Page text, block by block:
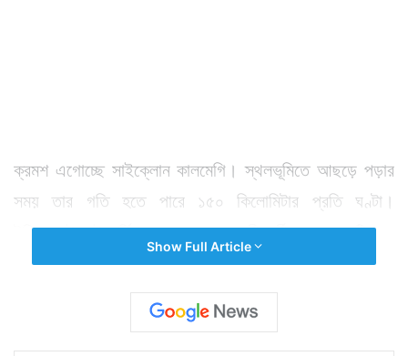
ক্রমশ এগোচ্ছে সাইক্লোন কালমেগি। স্থলভূমিতে আছড়ে পড়ার
সময় তার গতি হতে পারে ১৫০ কিলোমিটার প্রতি ঘণ্টা।
ইতিমধ্যেই এই ঘূর্ণিঝড়ের জেরে সমুদ্র তীরবর্তী এলাকায় বৃষ্টি শুরু
হয়েছে। বইছে ঝোড়ো হাওয়াও। যদিও স্থানীয় আবহাওয়া দফতর
মনে করছে স্থলভূমিতে আছড়ে পড়লে এই অতি প্রবল ঘূর্ণিঝড়
অনেকটাই শক্তি হারাবে। তবে কোনও ঝুঁকির রাস্তায় হাঁটছে না
Show Full Article